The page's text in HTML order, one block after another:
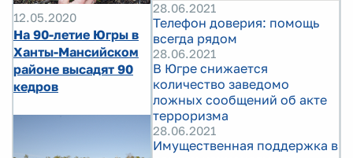
12.05.2020
На 90-летие Югры в
Ханты-Мансийском
районе высадят 90
кедров
28.06.2021
Телефон доверия: помощь
всегда рядом
28.06.2021
В Югре снижается
количество заведомо
ложных сообщений об акте
терроризма
28.06.2021
Имущественная поддержка в